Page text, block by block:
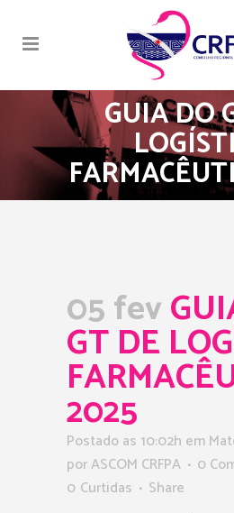
GUIA DO
05 fev
GT DE
2025
Postado as 10:02h em
porASCOM CRFPA
0
0 Curtidas
Share